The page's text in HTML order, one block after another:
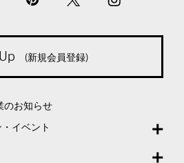
(新規会員登録)
のお知らせ
イベント